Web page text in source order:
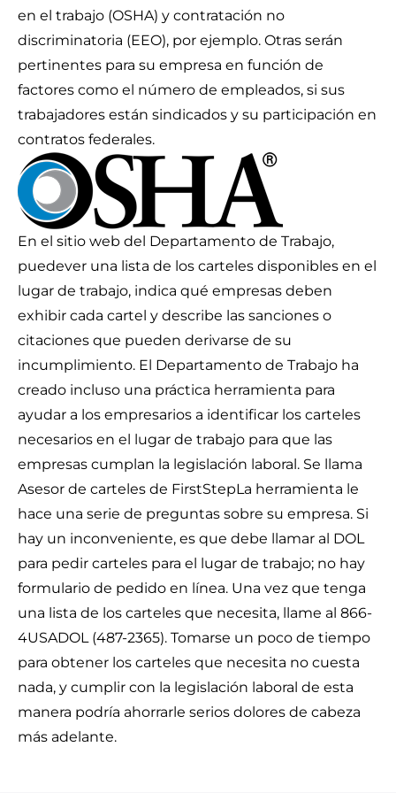
en el trabajo (OSHA) y contratación no
discriminatoria (EEO), por ejemplo. Otras serán
pertinentes para su empresa en función de
factores como el número de empleados, si sus
trabajadores están sindicados y su participación en
contratos federales.
En el sitio web del Departamento de Trabajo,
puedever una lista de los carteles disponibles en el
lugar de trabajo, indica qué empresas deben
exhibir cada cartel y describe las sanciones o
citaciones que pueden derivarse de su
incumplimiento. El Departamento de Trabajo ha
creado incluso una práctica herramienta para
ayudar a los empresarios a identificar los carteles
necesarios en el lugar de trabajo para que las
empresas cumplan la legislación laboral. Se llama
Asesor de carteles de FirstStepLa herramienta le
hace una serie de preguntas sobre su empresa. Si
hay un inconveniente, es que debe llamar al DOL
para pedir carteles para el lugar de trabajo; no hay
formulario de pedido en línea. Una vez que tenga
una lista de los carteles que necesita, llame al 866-
4USADOL (487-2365). Tomarse un poco de tiempo
para obtener los carteles que necesita no cuesta
nada, y cumplir con la legislación laboral de esta
manera podría ahorrarle serios dolores de cabeza
más adelante.